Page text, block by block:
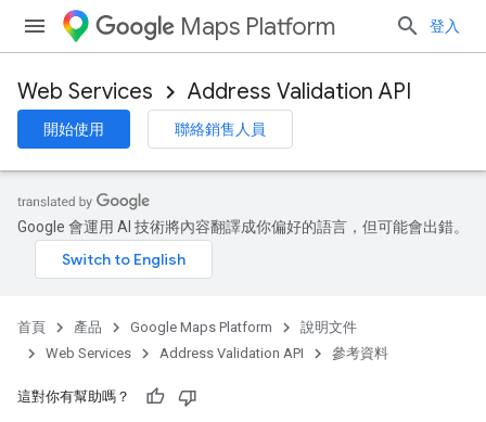
Maps Platform 登入
Web Services Address Validation API
開始使用 聯絡銷售人員
Google 會運用 AI 技術將內容翻譯成你偏好的語言，但可能會出錯。
首頁 產品 Google Maps Platform
說明文件
Web Services
Address Validation API 參考資料
這對你有幫助嗎？